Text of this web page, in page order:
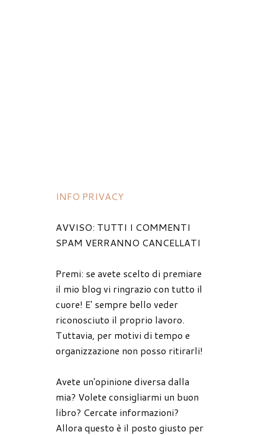
INFO PRIVACY
AVVISO: TUTTI I COMMENTI
SPAM VERRANNO CANCELLATI
Premi: se avete scelto di premiare
il mio blog vi ringrazio con tutto il
cuore! E' sempre bello veder
riconosciuto il proprio lavoro.
Tuttavia, per motivi di tempo e
organizzazione non posso ritirarli!
Avete un'opinione diversa dalla
mia? Volete consigliarmi un buon
libro? Cercate informazioni?
Allora questo è il posto giusto per